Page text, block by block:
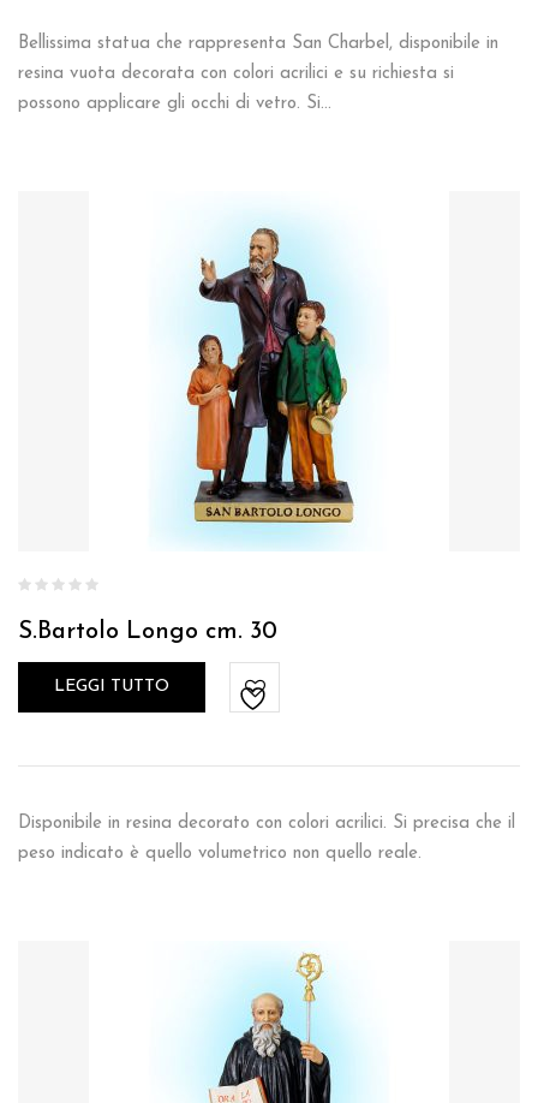
Bellissima statua che rappresenta San Charbel, disponibile in
resina vuota decorata con colori acrilici e su richiesta si
possono applicare gli occhi di vetro. Si…
S.Bartolo Longo cm. 30
LEGGI TUTTO
Disponibile in resina decorato con colori acrilici. Si precisa che il
peso indicato è quello volumetrico non quello reale.